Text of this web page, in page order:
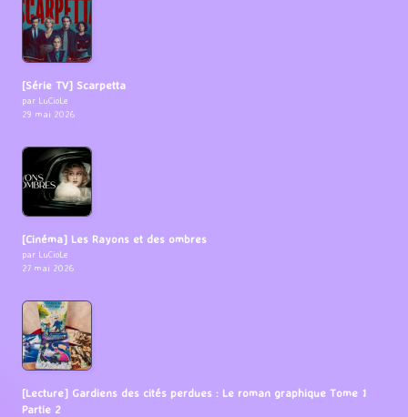
[Série TV] Scarpetta
par LuCioLe
29 mai 2026
[Cinéma] Les Rayons et des ombres
par LuCioLe
27 mai 2026
[Lecture] Gardiens des cités perdues : Le roman graphique Tome 1
Partie 2